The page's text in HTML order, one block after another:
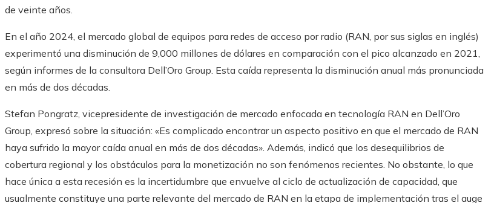
de veinte años.
​En el año 2024, el mercado global de equipos para redes de acceso por radio (RAN, por sus siglas en inglés)
experimentó una disminución de 9,000 millones de dólares en comparación con el pico alcanzado en 2021,
según informes de la consultora Dell’Oro Group. Esta caída representa la disminución anual más pronunciada
en más de dos décadas.
Stefan Pongratz, vicepresidente de investigación de mercado enfocada en tecnología RAN en Dell’Oro
Group, expresó sobre la situación: «Es complicado encontrar un aspecto positivo en que el mercado de RAN
haya sufrido la mayor caída anual en más de dos décadas». Además, indicó que los desequilibrios de
cobertura regional y los obstáculos para la monetización no son fenómenos recientes. No obstante, lo que
hace única a esta recesión es la incertidumbre que envuelve al ciclo de actualización de capacidad, que
usualmente constituye una parte relevante del mercado de RAN en la etapa de implementación tras el auge